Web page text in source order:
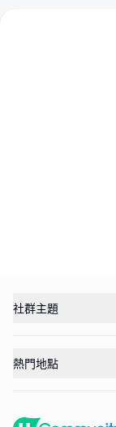
社群主題
熱門地點